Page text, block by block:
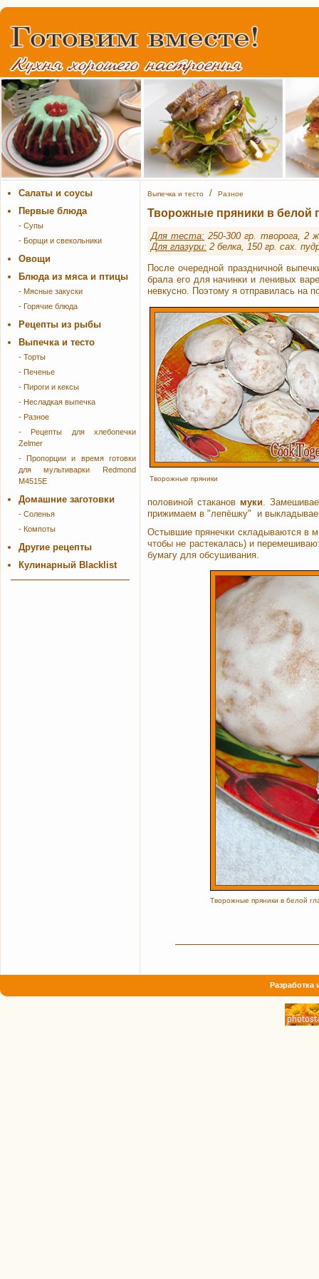
Салаты и соусы
Первые блюда
- Супы
- Борщи и свекольники
Овощи
Блюда из мяса и птицы
- Мясные закуски
- Горячие блюда
Рецепты из рыбы
Выпечка и тесто
- Торты
- Печенье
- Пироги и кексы
- Несладкая выпечка
- Разное
- Рецепты для хлебопечки
Zelmer
- Пропорции и время готовки
для мультиварки Redmond
M4515E
Домашние заготовки
- Соленья
- Компоты
Другие рецепты
Кулинарный Blacklist
Выпечка и тесто / Разное
Творожные пряники в белой
Для теста: 250-300 гр. творога, 2
Для глазури: 2 белка, 150 гр. сах.
После очередной праздничной
брала его для начинки и ленивых
невкусно. Поэтому я отправилась на
Творожные пряники
половиной стакановмуки.
прижимаем в "лепёшку" и
Остывшие прянечки складываются в
чтобы не растекалась) и
бумагу для обсушивания.
Творожные пряники в белой
Разработка